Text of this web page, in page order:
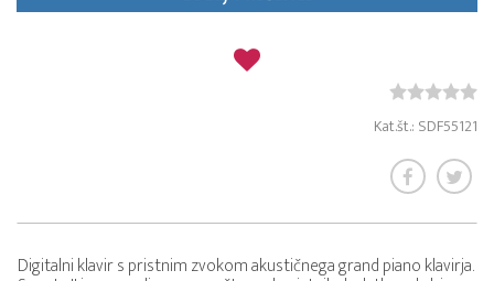
Kat.št.: SDF55121
Digitalni klavir s pristnim zvokom akustičnega grand piano klavirja.